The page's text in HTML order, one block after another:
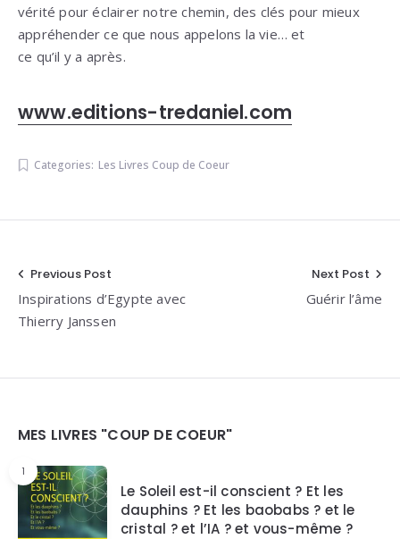
vérité pour éclairer notre chemin, des clés pour mieux
appréhender ce que nous appelons la vie… et
ce qu’il y a après.
www.editions-tredaniel.com
Categories: Les Livres Coup de Coeur
Navigation
de
l’article
Previous Post
Inspirations d’Egypte avec
Thierry Janssen
Next Post
Guérir l’âme
Widgets
MES LIVRES "COUP DE COEUR"
1
Le Soleil est-il conscient ? Et les
dauphins ? Et les baobabs ? et le
cristal ? et l’IA ? et vous-même ?